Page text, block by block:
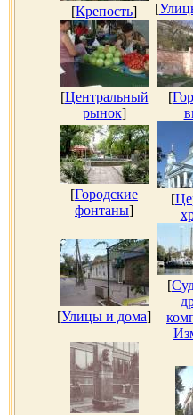
[Крепость] [
[Центральный
рынок]
[
[Городские
фонтаны]
[
[Улицы и дома]
[